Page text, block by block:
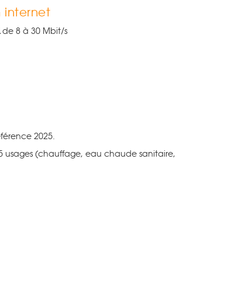
internet
de 8 à 30 Mbit/s
2025.
usages (chauffage, eau chaude sanitaire,